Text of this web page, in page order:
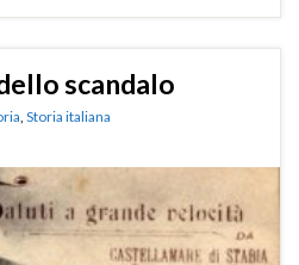
scandalo
Storia italiana